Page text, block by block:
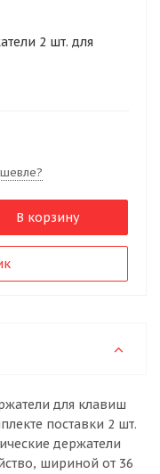
2 шт. для
В корзину
для клавиш
поставки 2 шт.
держатели
шириной от 36